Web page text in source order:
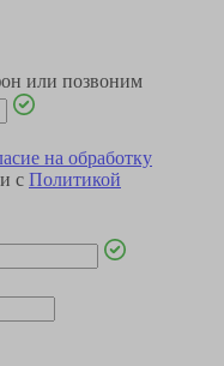
или позвоним
на обработку
с Политикой